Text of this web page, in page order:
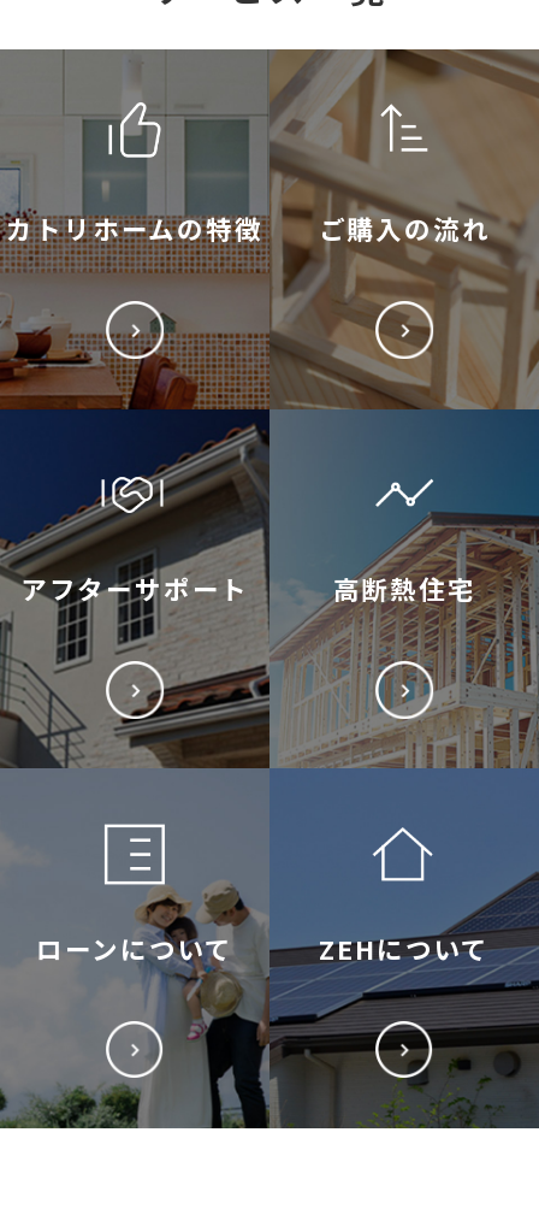
カトリホームの特徴 ご購入の流れ
アフターサポート 高断熱住宅
ローンについて ZEHについて